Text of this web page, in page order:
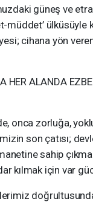
güneş ve
müddet’ ülküsüyle
cihana yön
HER ALANDA
onca zorluğa,
son çatısı;
sahip
kılmak için var